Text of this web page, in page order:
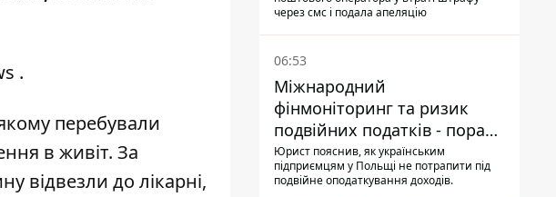
.
перебували
в живіт. За
відвезли до лікарні,
чому причина і що вирішив
через смс і подала апеляцію
06:53
Міжнародний
фінмоніторинг та ризик
подвійних податків - поради
українцям в Польщі
Юрист пояснив, як українським
підприємцям у Польщі не потрапити під
подвійне оподаткування доходів.